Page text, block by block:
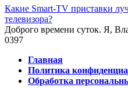
Какие Smart-TV приставки
телевизора?
Доброго времени суток. Я,
0397
Главная
Политика
Обработка